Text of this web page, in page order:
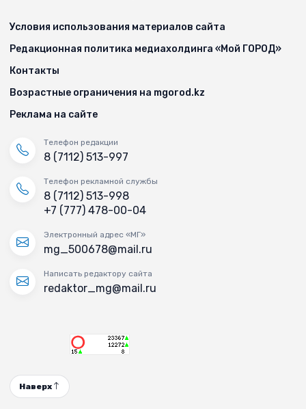
Условия использования материалов сайта
Редакционная политика медиахолдинга «Мой ГОРОД»
Контакты
Возрастные ограничения на mgorod.kz
Реклама на сайте
Телефон редакции
8 (7112) 513-997
Телефон рекламной службы
8 (7112) 513-998
+7 (777) 478-00-04
Электронный адрес «МГ»
mg_500678@mail.ru
Написать редактору сайта
redaktor_mg@mail.ru
Наверх